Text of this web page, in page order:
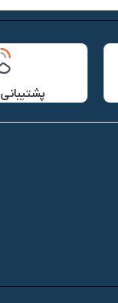
پشتیبانی ۲۴ ساعته